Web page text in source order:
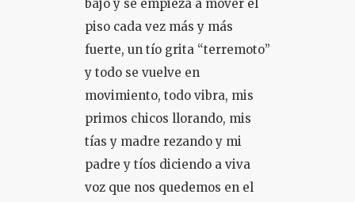
bajo y se empieza a mover el
piso cada vez más y más
fuerte, un tío grita “terremoto”
y todo se vuelve en
movimiento, todo vibra, mis
primos chicos llorando, mis
tías y madre rezando y mi
padre y tíos diciendo a viva
voz que nos quedemos en el